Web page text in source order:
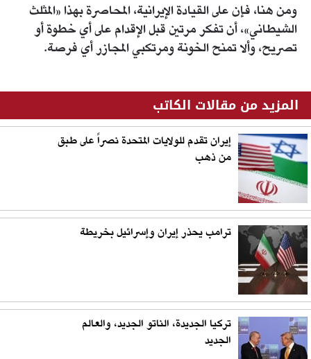
ومن هنا، فإن على القيادة الإيرانية، المحاصرة بهذا «المثلث
الشيطاني»، أن تفكر مرتين قبل الإقدام على أي خطوة أو
تصريح، وألا تمنح الخونة ومرتكبي المجازر أي فرصة.
المزيد من مقالات الكاتب
إيران تقدم للولايات المتحدة نصراً على طبق
من ذهب
ترامب يحذر إيران وإسرائيل بخريطة
تركيا الجديدة، الناتو الجديد، والعالم
الجديد